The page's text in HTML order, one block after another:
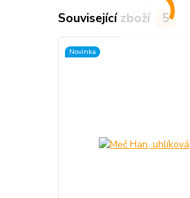
Související zboží 5
Novinka